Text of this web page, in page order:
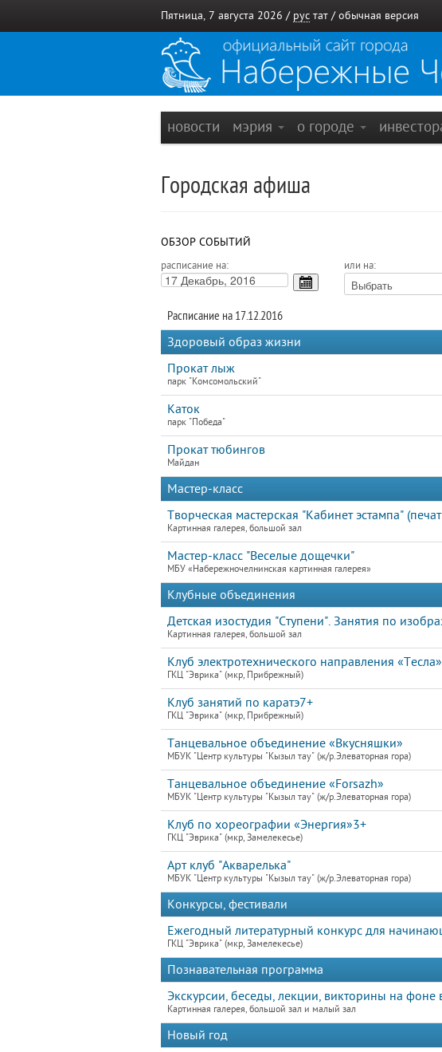
Пятница, 7 августа 2026 / рус тат / обычная версия
новости мэрия о городе
Городская афиша
ОБЗОР СОБЫТИЙ
расписание на: или на:
Расписание на 17.12.2016
Здоровый образ жизни
Прокат лыж
парк "Комсомольский"
Каток
парк "Победа"
Прокат тюбингов
Майдан
Мастер-класс
Творческая мастерская "Кабинет эстампа"
Картинная галерея, большой зал
Мастер-класс "Веселые дощечки"
МБУ «Набережночелнинская картинная галерея»
Клубные объединения
Детская изостудия "Ступени". Занятия по
Картинная галерея, большой зал
Клуб электротехнического направления
ГКЦ "Эврика" (мкр, Прибрежный)
Клуб занятий по каратэ7+
ГКЦ "Эврика" (мкр, Прибрежный)
Танцевальное объединение «Вкусняшки»
МБУК "Центр культуры "Кызыл тау" (ж/р.Элеваторная гора)
Танцевальное объединение «Forsazh»
МБУК "Центр культуры "Кызыл тау" (ж/р.Элеваторная гора)
Клуб по хореографии «Энергия»3+
ГКЦ "Эврика" (мкр, Замелекесье)
Арт клуб "Акварелька"
МБУК "Центр культуры "Кызыл тау" (ж/р.Элеваторная гора)
Конкурсы, фестивали
Ежегодный литературный конкурс для
ГКЦ "Эврика" (мкр, Замелекесье)
Познавательная программа
Экскурсии, беседы, лекции, викторины на фоне
Картинная галерея, большой зал и малый зал
Новый год